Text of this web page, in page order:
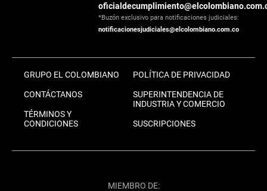
*Buzón exclusivo para notificaciones judiciales:
notificacionesjudiciales@elcolombiano.com.co
GRUPO EL COLOMBIANO
CONTÁCTANOS
TÉRMINOS Y
CONDICIONES
POLÍTICA DE PRIVACIDAD
SUPERINTENDENCIA DE
INDUSTRIA Y COMERCIO
SUSCRIPCIONES
MIEMBRO DE: